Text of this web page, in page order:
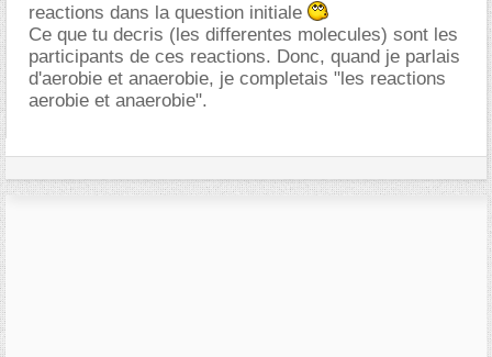
reactions dans la question initiale
Ce que tu decris (les differentes molecules) sont les
participants de ces reactions. Donc, quand je parlais
d'aerobie et anaerobie, je completais "les reactions
aerobie et anaerobie".